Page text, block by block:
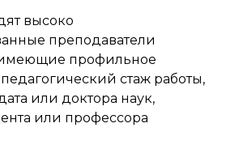
высоко
преподаватели
имеющие профильное
стаж работы,
или доктора наук,
или профессора